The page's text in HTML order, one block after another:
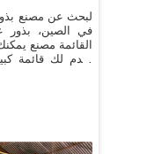
لبحث عن مصنع
في الصين، بذور
القائمة مصنع
نقدم لك قائمة